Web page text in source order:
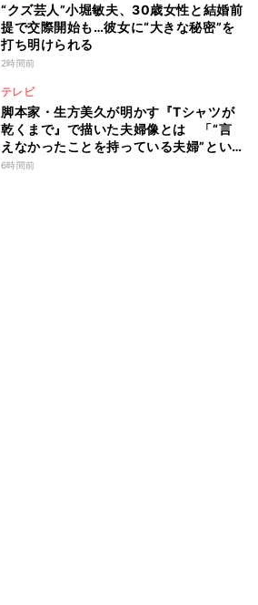
“クズ芸人”小堀敏夫、30歳女性と結婚前
提で交際開始も…彼女に“大きな秘密”を
打ち明けられる
2時間前
テレビ
脚本家・生方美久が明かす『Tシャツが
乾くまで』で描いた夫婦像とは 「“言
えなかったことを持っている夫婦”とい
うのは面白いかも」
6時間前